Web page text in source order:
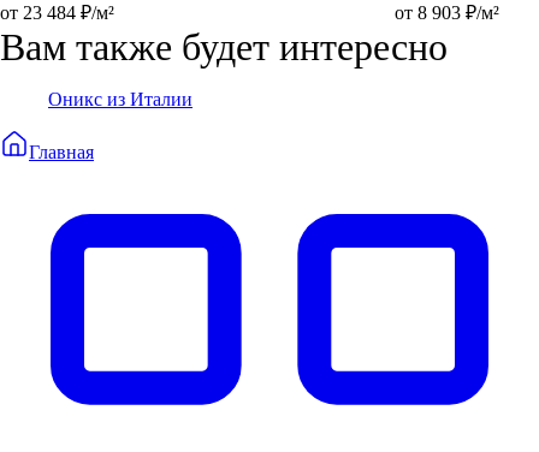
от 23 484 ₽/м²
от 8 903 ₽/м²
Вам также будет интересно
Оникс из Италии
Главная